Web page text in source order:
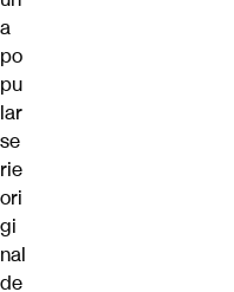
a
po
pu
lar
se
rie
ori
gi
nal
de